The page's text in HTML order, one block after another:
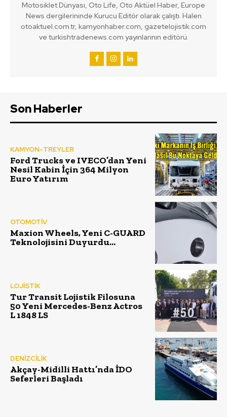
Motosiklet Dünyası, Oto Life, Oto Aktüel Haber, Europe
News dergilerininde Kurucu Editör olarak çalıştı. Halen
otoaktuel.com.tr, kamyonhaber.com, gazetelojistik.com
ve turkishtradenews.com yayınlarının editörü.
Son Haberler
KAMYON-TREYLER
Ford Trucks ve IVECO’dan Yeni
Nesil Kabin İçin 364 Milyon
Euro Yatırım
OTOMOTİV
Maxion Wheels, Yeni C-GUARD
Teknolojisini Duyurdu…
LOJİSTİK
Tur Transit Lojistik Filosuna
50 Yeni Mercedes-Benz Actros
L 1848 LS
DENİZCİLİK
Akçay-Midilli Hattı’nda İDO
Seferleri Başladı